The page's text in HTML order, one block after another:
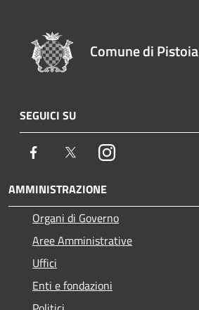
Comune di Pistoia
SEGUICI SU
Facebook TwitterInstagram
AMMINISTRAZIONE
Organi di Governo
Aree Amministrative
Uffici
Enti e fondazioni